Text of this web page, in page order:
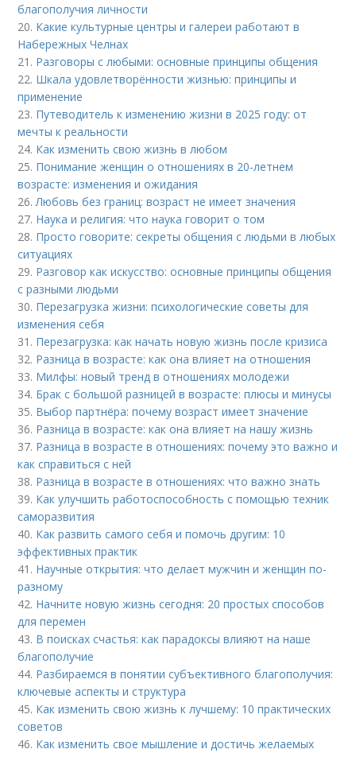
благополучия личности
20. Какие культурные центры и галереи работают в
Набережных Челнах
21. Разговоры с любыми: основные принципы общения
22. Шкала удовлетворённости жизнью: принципы и
применение
23. Путеводитель к изменению жизни в 2025 году: от
мечты к реальности
24. Как изменить свою жизнь в любом
25. Понимание женщин о отношениях в 20-летнем
возрасте: изменения и ожидания
26.Любовь без границ: возраст не имеет значения
27. Наука и религия: что наука говорит о том
28. Просто говорите: секреты общения с людьми в любых
ситуациях
29. Разговор как искусство: основные принципы общения
с разными людьми
30. Перезагрузка жизни: психологические советы для
изменения себя
31. Перезагрузка: как начать новую жизнь после кризиса
32. Разница в возрасте: как она влияет на отношения
33. Милфы: новый тренд в отношениях молодежи
34. Брак с большой разницей в возрасте: плюсы и минусы
35. Выбор партнёра: почему возраст имеет значение
36. Разница в возрасте: как она влияет на нашу жизнь
37. Разница в возрасте в отношениях: почему это важно и
как справиться с ней
38. Разница в возрасте в отношениях: что важно знать
39. Как улучшить работоспособность с помощью техник
саморазвития
40. Как развить самого себя и помочь другим: 10
эффективных практик
41. Научные открытия: что делает мужчин и женщин по-
разному
42. Начните новую жизнь сегодня: 20 простых способов
для перемен
43. В поисках счастья: как парадоксы влияют на наше
благополучие
44. Разбираемся в понятии субъективного благополучия:
ключевые аспекты и структура
45. Как изменить свою жизнь к лучшему: 10 практических
советов
46. Как изменить свое мышление и достичь желаемых